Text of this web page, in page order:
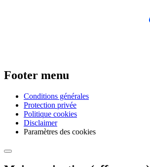
Footer menu
Conditions générales
Protection privée
Politique cookies
Disclaimer
Paramètres des cookies